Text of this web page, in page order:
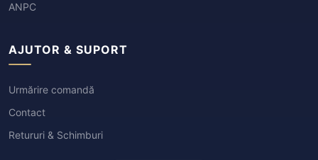
ANPC
AJUTOR & SUPORT
Urmărire comandă
Contact
Retururi & Schimburi